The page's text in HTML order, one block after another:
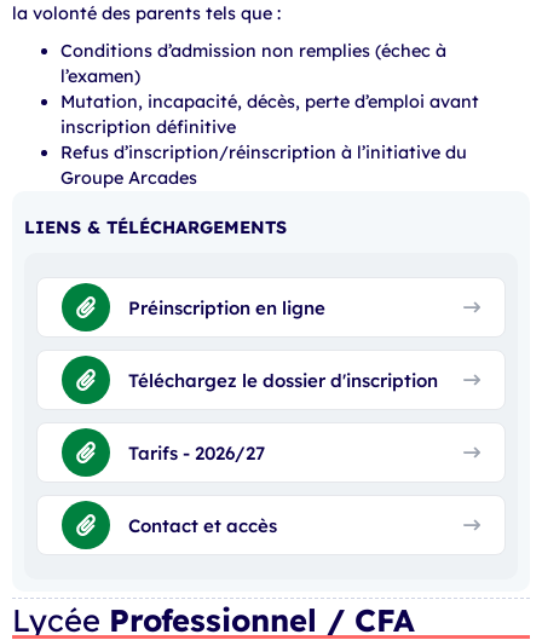
la volonté des parents tels que :
Conditions d’admission non remplies (échec à
l’examen)
Mutation, incapacité, décès, perte d’emploi avant
inscription définitive
Refus d’inscription/réinscription à l’initiative du
Groupe Arcades
LIENS & TÉLÉCHARGEMENTS
Préinscription en ligne
Téléchargez le dossier d'inscription
Tarifs - 2026/27
Contact et accès
Lycée Professionnel / CFA